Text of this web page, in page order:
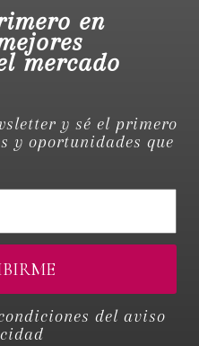
en
mercado
y sé el primero
y oportunidades que
del aviso